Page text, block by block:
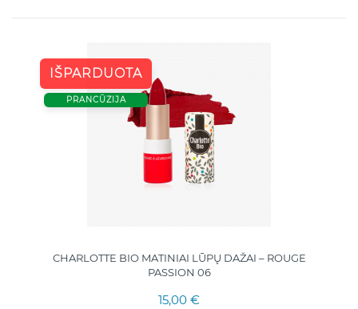
IŠPARDUOTA
PRANCŪZIJA
CHARLOTTE BIO MATINIAI LŪPŲ DAŽAI – ROUGE
PASSION 06
15,00 €